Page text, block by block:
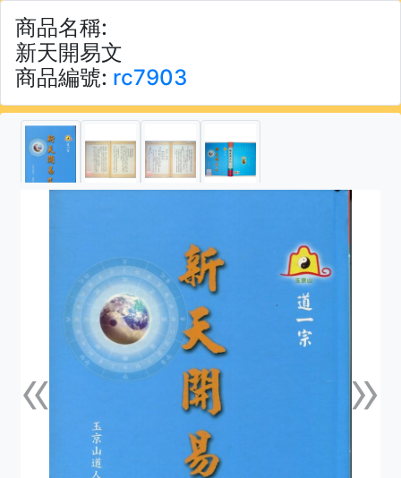
商品名稱:
新天開易文
商品編號: rc7903
«上一張 »下一